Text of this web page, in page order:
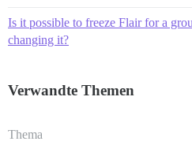
Is it possible to freeze Flair for a
changing it?
Verwandte Themen
Thema